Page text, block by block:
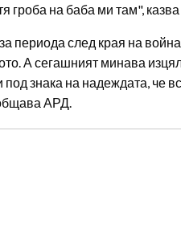
гроба на баба ми там",
периода след края на
А сегашният минава
знака на надеждата, че
АРД.